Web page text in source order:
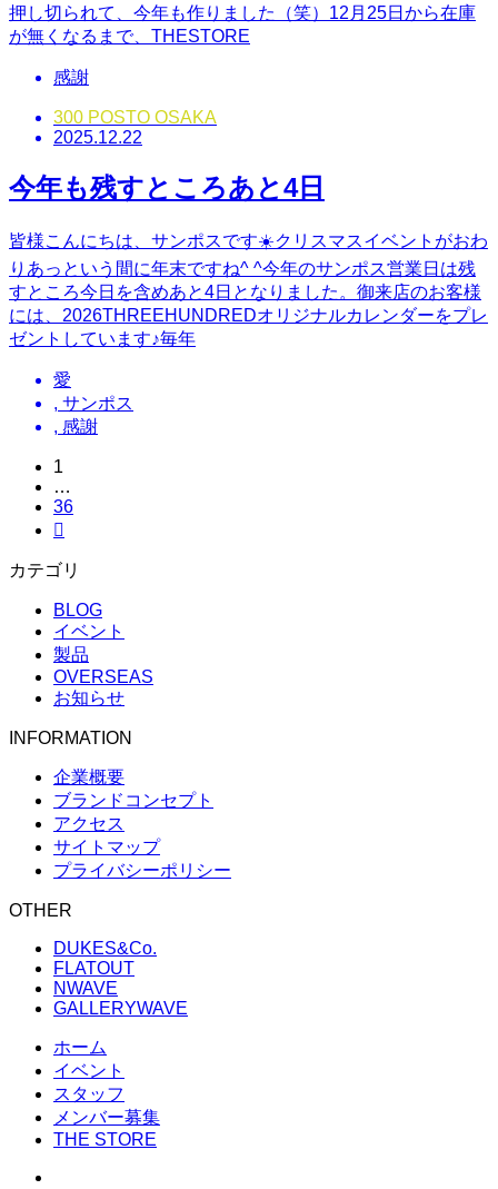
押し切られて、今年も作りました（笑）12月25日から在庫
が無くなるまで、THESTORE
感謝
300 POSTO OSAKA
2025.12.22
今年も残すところあと4日
皆様こんにちは、サンポスです☀️クリスマスイベントがおわ
りあっという間に年末ですね^ ^今年のサンポス営業日は残
すところ今日を含めあと4日となりました。御来店のお客様
には、2026THREEHUNDREDオリジナルカレンダーをプレ
ゼントしています♪毎年
愛
, サンポス
, 感謝
1
…
36

カテゴリ
BLOG
イベント
製品
OVERSEAS
お知らせ
INFORMATION
企業概要
ブランドコンセプト
アクセス
サイトマップ
プライバシーポリシー
OTHER
DUKES&Co.
FLATOUT
NWAVE
GALLERYWAVE
ホーム
イベント
スタッフ
メンバー募集
THE STORE